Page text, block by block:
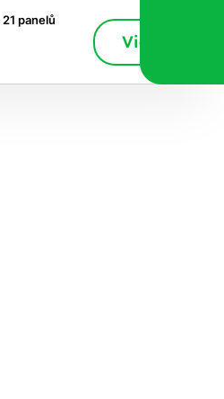
21 panelů
Viac